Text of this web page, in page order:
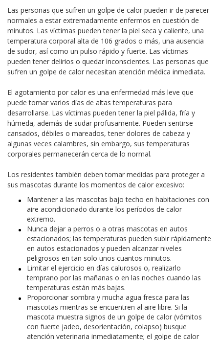
Las personas que sufren un golpe de calor pueden ir de parecer
normales a estar extremadamente enfermos en cuestión de
minutos. Las víctimas pueden tener la piel seca y caliente, una
temperatura corporal alta de 106 grados o más, una ausencia
de sudor, así como un pulso rápido y fuerte. Las víctimas
pueden tener delirios o quedar inconscientes. Las personas que
sufren un golpe de calor necesitan atención médica inmediata.
El agotamiento por calor es una enfermedad más leve que
puede tomar varios días de altas temperaturas para
desarrollarse. Las víctimas pueden tener la piel pálida, fría y
húmeda, además de sudar profusamente. Pueden sentirse
cansados, débiles o mareados, tener dolores de cabeza y
algunas veces calambres, sin embargo, sus temperaturas
corporales permanecerán cerca de lo normal.
Los residentes también deben tomar medidas para proteger a
sus mascotas durante los momentos de calor excesivo:
Mantener a las mascotas bajo techo en habitaciones con
aire acondicionado durante los períodos de calor
extremo.
Nunca dejar a perros o a otras mascotas en autos
estacionados; las temperaturas pueden subir rápidamente
en autos estacionados y pueden alcanzar niveles
peligrosos en tan solo unos cuantos minutos.
Limitar el ejercicio en días calurosos o, realizarlo
temprano por las mañanas o en las noches cuando las
temperaturas están más bajas.
Proporcionar sombra y mucha agua fresca para las
mascotas mientras se encuentren al aire libre. Si la
mascota muestra signos de un golpe de calor (vómitos
con fuerte jadeo, desorientación, colapso) busque
atención veterinaria inmediatamente; el golpe de calor